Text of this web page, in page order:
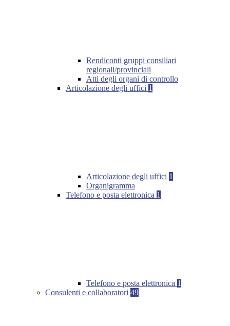
Rendiconti gruppi consiliari
regionali/provinciali
Atti degli organi di controllo
Articolazione degli uffici 1
Articolazione degli uffici 1
Organigramma
Telefono e posta elettronica 1
Telefono e posta elettronica 1
Consulenti e collaboratori 49